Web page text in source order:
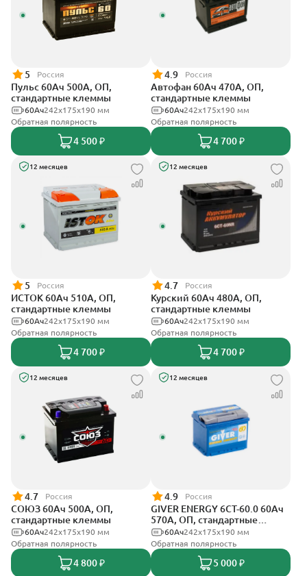
5 Россия
Пульс 60Ач 500А, ОП,
стандартные клеммы
242x175x190 мм
60Ач
Обратная полярность
4 500 ₽
4.9 Россия
Автофан 60Ач 470А, ОП,
стандартные клеммы
242х175х190 мм
60Ач
Обратная полярность
4 700 ₽
12 месяцев
5 Россия
ИСТОК 60Ач 510А, ОП,
стандартные клеммы
242x175x190 мм
60Ач
Обратная полярность
4 700 ₽
12 месяцев
4.7 Россия
Курский 60Ач 480А, ОП,
стандартные клеммы
242x175x190 мм
60Ач
Обратная полярность
4 700 ₽
12 месяцев
4.7 Россия
СОЮЗ 60Ач 500А, ОП,
стандартные клеммы
242x175x190 мм
60Ач
Обратная полярность
4 800 ₽
12 месяцев
4.9 Россия
GIVER ENERGY 6СТ-60.0 60Ач
570А, ОП, стандартные
клеммы242х175х190 мм
60Ач
Обратная полярность
5 000 ₽